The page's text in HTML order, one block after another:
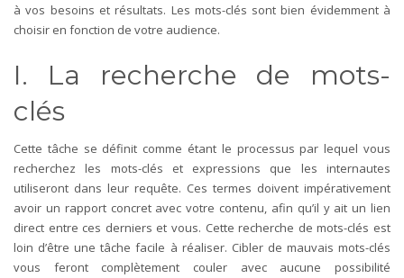
à vos besoins et résultats. Les mots-clés sont bien évidemment à
choisir en fonction de votre audience.
I. La recherche de mots-
clés
Cette tâche se définit comme étant le processus par lequel vous
recherchez les mots-clés et expressions que les internautes
utiliseront dans leur requête. Ces termes doivent impérativement
avoir un rapport concret avec votre contenu, afin qu’il y ait un lien
direct entre ces derniers et vous. Cette recherche de mots-clés est
loin d’être une tâche facile à réaliser. Cibler de mauvais mots-clés
vous feront complètement couler avec aucune possibilité